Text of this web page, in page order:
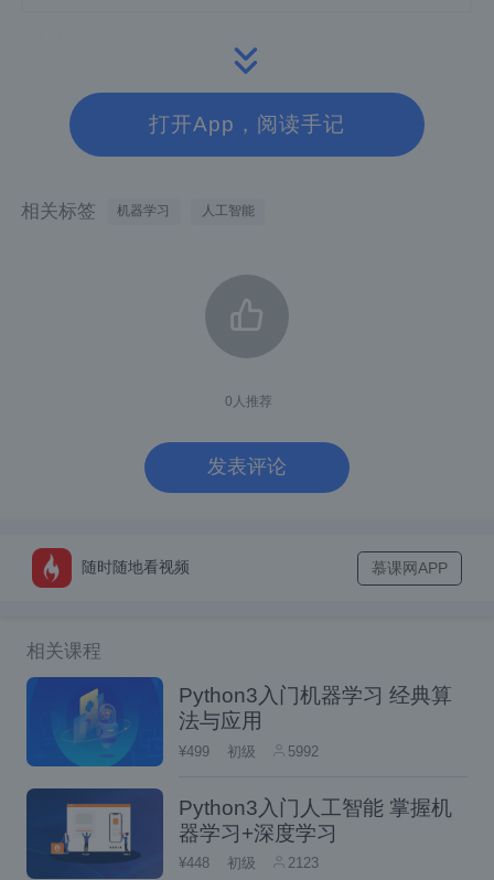
指令调优是一种常见的微调方法，已被证明可
例。然而，一个缺点是模型没有被迫学习使用
自然语言标签冗余定义。例如，在上图的左
侧，尽管示例可以帮助模型理解任务（情绪分
析），但它们并不是绝对必要的，因为模型可
以忽略示例，只阅读指示任务是什么的指令。
在符号调优中，模型在删除指令和自然语言标
签替换为语义上不相关的标签（例如，“Fo
中，如果不查看上下文中的示例，任务就不清
楚。例如，在上图的右侧，需要多个上下文示
对上下文中的示例进行推理，因此符号优化的
模型在需要在上下文中示例及其标签之间进行
推理的任务上具有更好的性能。
用于符号优化的数据集和任务类型。
打开App，阅读手记
相关标签 机器学习 人工智能
0 人推荐
发表评论
随时随地看视频 慕课网APP
相关课程
Python3入门机器学习 经典算
法与应用
¥499 初级 5992
Python3入门人工智能 掌握机
器学习+深度学习
¥448 初级 2123